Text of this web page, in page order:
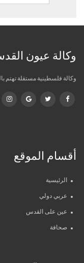
وكالة عيون
وكالة فلسطينية مستقلة تهتم
أقسام الموقع
الرئيسية
عربي دولي
عين على القدس
صحافة